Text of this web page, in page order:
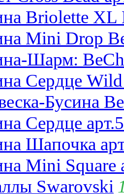
Briolette XL
Mini Drop
Шарм:
Сердце
Бусина
Сердце
Шапочка
Mini Square
Swarovski